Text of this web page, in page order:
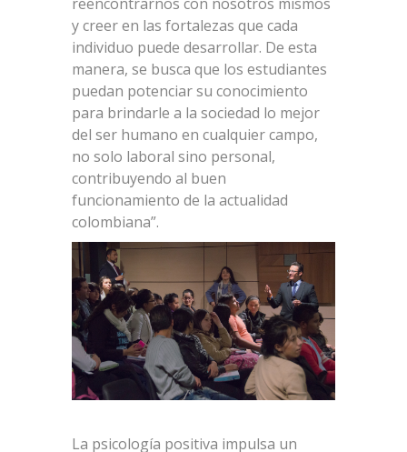
y creer en las fortalezas que cada
individuo puede desarrollar. De esta
manera, se busca que los estudiantes
puedan potenciar su conocimiento
para brindarle a la sociedad lo mejor
del ser humano en cualquier campo,
no solo laboral sino personal,
contribuyendo al buen
funcionamiento de la actualidad
colombiana”.
La psicología positiva impulsa un